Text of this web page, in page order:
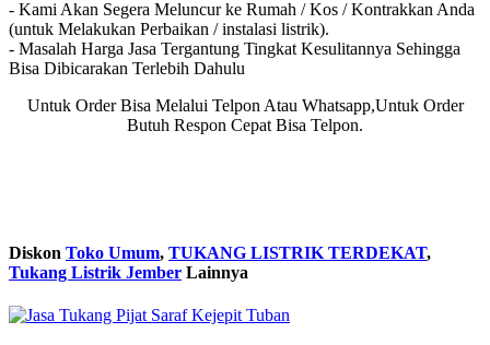
- Kami Akan Segera Meluncur ke Rumah / Kos / Kontrakkan Anda
(untuk Melakukan Perbaikan / instalasi listrik).
- Masalah Harga Jasa Tergantung Tingkat Kesulitannya Sehingga
Bisa Dibicarakan Terlebih Dahulu
Untuk Order Bisa Melalui Telpon Atau Whatsapp,Untuk Order
Butuh Respon Cepat Bisa Telpon.
Diskon Toko Umum, TUKANG LISTRIK TERDEKAT,
Tukang Listrik Jember Lainnya